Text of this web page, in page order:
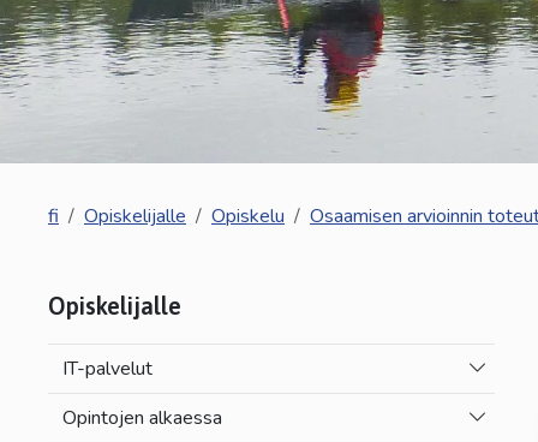
fi Opiskelijalle Opiskelu Osaamisen arvioinnin
Opiskelijalle
IT-palvelut
Vaihda
Opintojen alkaessa
Vaihda